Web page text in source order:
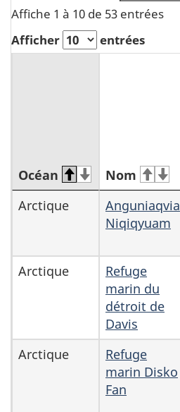
Affiche 1 à 10 de 53 entrées
Afficher
entrées
Aires
et
MPO
Océan Nom
Arctique
Anguniaqvia
Niqiqyuam
Arctique
Refuge
marin du
détroit de
Davis
Arctique
Refuge
marin Disko
Fan